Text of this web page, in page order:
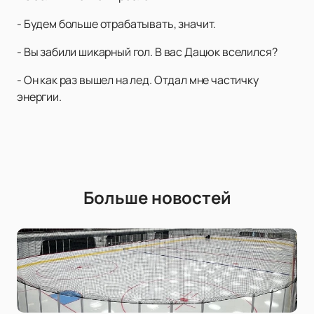
- Будем больше отрабатывать, значит.
- Вы забили шикарный гол. В вас Дацюк вселился?
- Он как раз вышел на лед. Отдал мне частичку
энергии.
Больше новостей